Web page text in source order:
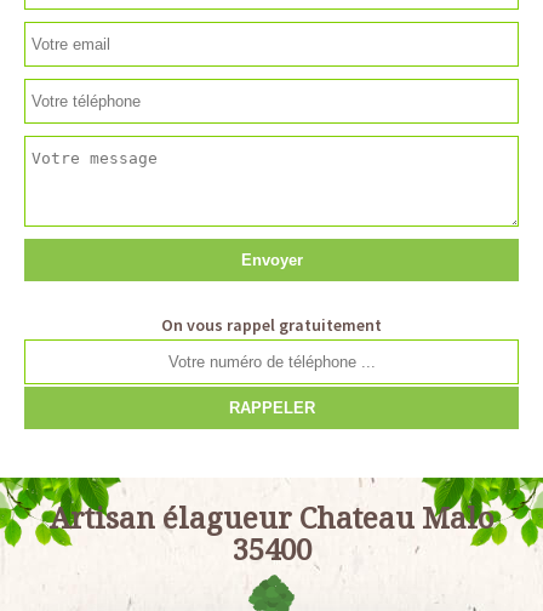
On vous rappel gratuitement
Artisan élagueur Chateau Malo
35400